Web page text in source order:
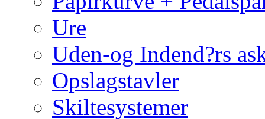
Ure
Uden-og Indend?rs
Opslagstavler
Skiltesystemer